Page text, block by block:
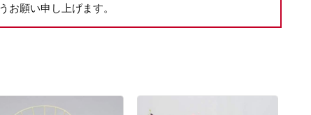
願い申し上げます。